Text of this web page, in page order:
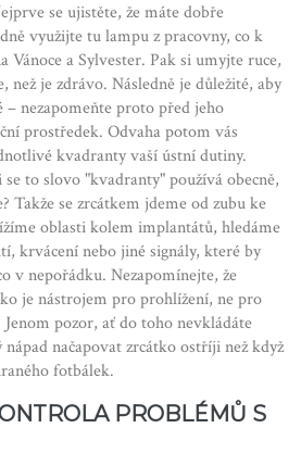
se ujistěte, že máte dobře
využijte tu lampu z pracovny, co k
Vánoce a Sylvester. Pak si umyjte ruce,
než je zdrávo. Následně je důležité, aby
– nezapomeňte proto před jeho
prostředek. Odvaha potom vás
kvadranty vaší ústní dutiny.
to slovo "kvadranty" používá obecně,
Takže se zrcátkem jdeme od zubu ke
oblasti kolem implantátů, hledáme
krvácení nebo jiné signály, které by
v nepořádku. Nezapomínejte, že
je nástrojem pro prohlížení, ne pro
pozor, ať do toho nevkládáte
načapovat zrcátko ostříji než když
fotbálek.
PROBLÉMŮ S